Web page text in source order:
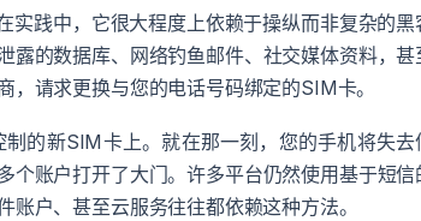
践中，它很大程度上依赖于操纵而非复杂的黑
露的数据库、网络钓鱼邮件、社交媒体资料，甚
请求更换与您的电话号码绑定的SIM卡。
的新SIM卡上。就在那一刻，您的手机将失去
个账户打开了大门。许多平台仍然使用基于短信
户、甚至云服务往往都依赖这种方法。